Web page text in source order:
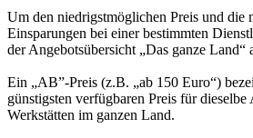
Um den niedrigstmöglichen Preis und die
Einsparungen bei einer bestimmten
der Angebotsübersicht „Das ganze Land“
Ein „AB”-Preis (z.B. „ab 150 Euro“)
günstigsten verfügbaren Preis für
Werkstätten im ganzen Land.